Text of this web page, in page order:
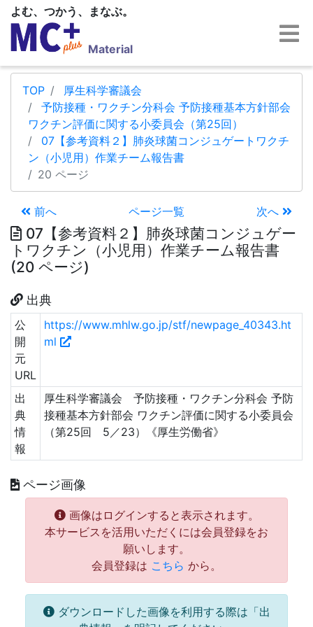
よむ、つかう、まなぶ。
Material
TOP
厚生科学審議会
予防接種・ワクチン分科会 予防接種基本方針部会
ワクチン評価に関する小委員会（第25回）
07【参考資料２】肺炎球菌コンジュゲートワクチ
ン（小児用）作業チーム報告書
20 ページ
前へ ページ一覧 次へ
07【参考資料２】肺炎球菌コンジュゲー
トワクチン（小児用）作業チーム報告書
(20 ページ)
出典
公
開
元
URL
https://www.mhlw.go.jp/stf/newpage_40343.ht
ml
出
典
情
報
厚生科学審議会 予防接種・ワクチン分科会 予防
接種基本方針部会 ワクチン評価に関する小委員会
（第25回 5／23）《厚生労働省》
ページ画像
画像はログインすると表示されます。
本サービスを活用いただくには会員登録をお
願いします。
会員登録は こちら から。
ダウンロードした画像を利用する際は「出